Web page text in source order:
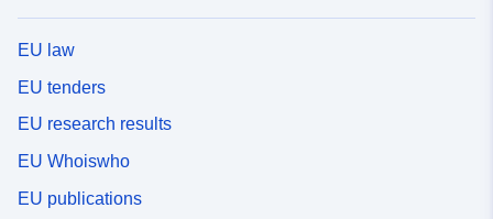
EU law
EU tenders
EU research results
EU Whoiswho
EU publications